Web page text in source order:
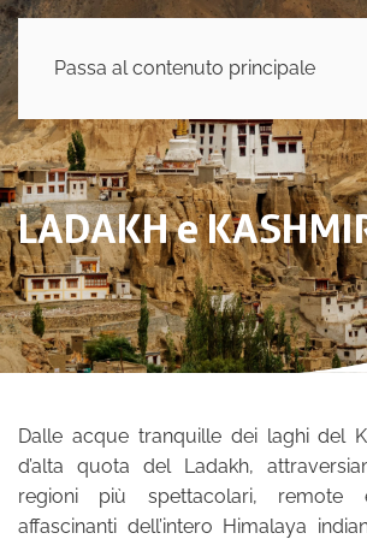
Passa al contenuto principale
LADAKH e
Dalle acque tranquille dei laghi del
d’alta quota del Ladakh,
regioni più spettacolari, remote
affascinanti dell’intero Himalaya